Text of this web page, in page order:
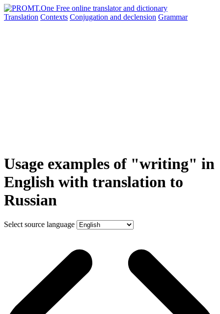
Translation Contexts Conjugation and declension Grammar
Usage examples of "writing" in
English with translation to
Russian
Select source language